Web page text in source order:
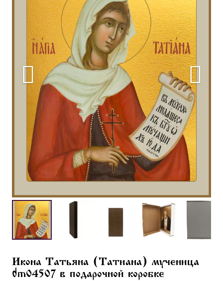
Икона Татьяна (Татиана) мученица
dm04507 в подарочной коробке